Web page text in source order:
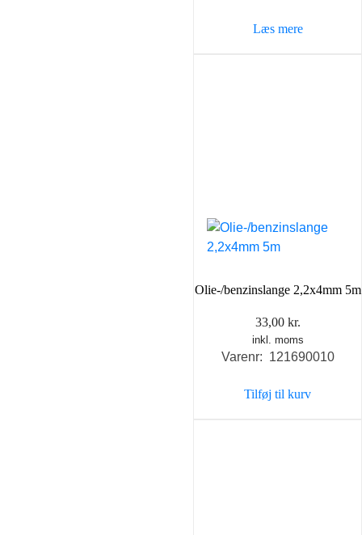
Læs mere
Olie-/benzinslange 2,2x4mm 5m
33,00 kr.
inkl. moms
Varenr: 121690010
Tilføj til kurv